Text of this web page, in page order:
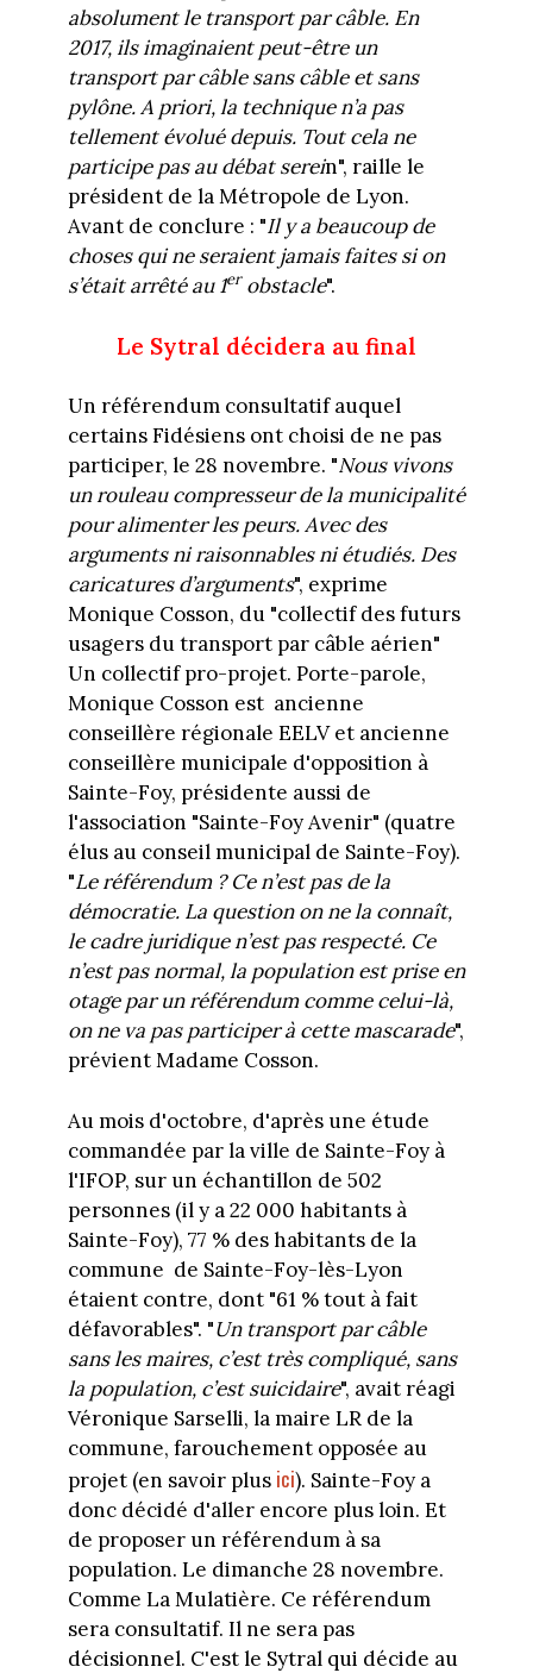
absolument le transport par câble. En
2017, ils imaginaient peut-être un
transport par câble sans câble et sans
pylône. A priori, la technique n’a pas
tellement évolué depuis. Tout cela ne
participe pas au débat serein", raille le
président de la Métropole de Lyon.
Avant de conclure : "Il y a beaucoup de
choses qui ne seraient jamais faites si on
s’était arrêté au 1erobstacle".
Le Sytral décidera au final
Un référendum consultatif auquel
certains Fidésiens ont choisi de ne pas
participer, le 28 novembre. "Nous vivons
un rouleau compresseur de la municipalité
pour alimenter les peurs. Avec des
arguments ni raisonnables ni étudiés. Des
caricatures d’arguments", exprime
Monique Cosson, du "collectif des futurs
usagers du transport par câble aérien"
Un collectif pro-projet. Porte-parole,
Monique Cosson est ancienne
conseillère régionale EELV et ancienne
conseillère municipale d'opposition à
Sainte-Foy, présidente aussi de
l'association "Sainte-Foy Avenir" (quatre
élus au conseil municipal de Sainte-Foy).
"Le référendum ? Ce n’est pas de la
démocratie. La question on ne la connaît,
le cadre juridique n’est pas respecté. Ce
n’est pas normal, la population est prise en
otage par un référendum comme celui-là,
on ne va pas participer à cette mascarade",
prévient Madame Cosson.
Au mois d'octobre, d'après une étude
commandée par la ville de Sainte-Foy à
l'IFOP, sur un échantillon de 502
personnes (il y a 22 000 habitants à
Sainte-Foy), 77 % des habitants de la
commune de Sainte-Foy-lès-Lyon
étaient contre, dont "61 % tout à fait
défavorables". "Un transport par câble
sans les maires, c’est très compliqué, sans
la population, c’est suicidaire", avait réagi
Véronique Sarselli, la maire LR de la
commune, farouchement opposée au
projet (en savoir plus ici). Sainte-Foy a
donc décidé d'aller encore plus loin. Et
de proposer un référendum à sa
population. Le dimanche 28 novembre.
Comme La Mulatière. Ce référendum
sera consultatif. Il ne sera pas
décisionnel. C'est le Sytral qui décide au